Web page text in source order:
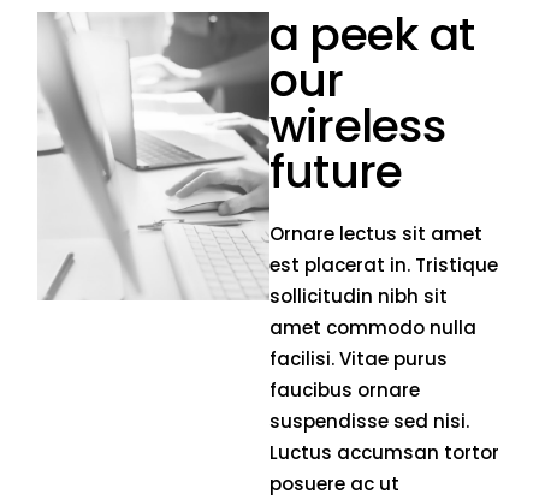
a peek at
our
wireless
future
Ornare lectus sit amet
est placerat in. Tristique
sollicitudin nibh sit
amet commodo nulla
facilisi. Vitae purus
faucibus ornare
suspendisse sed nisi.
Luctus accumsan tortor
posuere ac ut